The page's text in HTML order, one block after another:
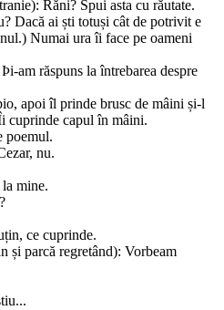
Răni? Spui asta cu răutate.
Dacă ai ști totuși cât de potrivit e
Numai ura îi face pe oameni
am răspuns la întrebarea despre
apoi îl prinde brusc de mâini și-l
cuprinde capul în mâini.
nu.
mine.
ce cuprinde.
parcă regretând): Vorbeam